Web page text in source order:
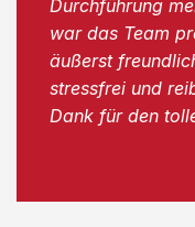
Durchführung
war das Team
äußerst
stressfrei und
Dank für den